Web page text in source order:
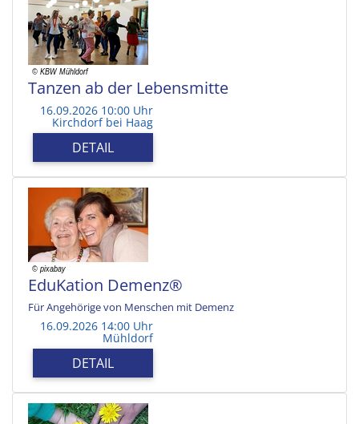
Tanzen ab der Lebensmitte
16.09.2026 10:00 Uhr
Kirchdorf bei Haag
DETAIL
EduKation Demenz®
Für Angehörige von Menschen mit Demenz
16.09.2026 14:00 Uhr
Mühldorf
DETAIL